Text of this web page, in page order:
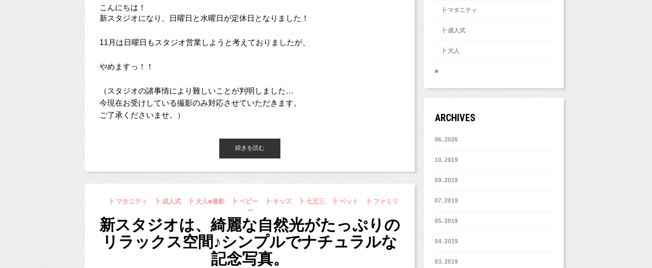
カメラ要員としてだけでもいてくれると助かるだろうなぁ
なんて親の気持ちを想像してみたりしています。
それならば、１箇所に連絡するだけで、
手間も省けるし、より安心できると思いませんか？
スタジオミルクでは、
・ご自宅でヘアメイクや着付けなどのお支度を済ませられる
そう考える親御さまはぜひ、
準備から撮影までスタジオミルクに全ておまかせください！
こんにちは！
新スタジオになり、日曜日と水曜日が定休日となりました！
11月は日曜日もスタジオ営業しようと考えておりましたが、
やめますっ！！
（スタジオの諸事情により難しいことが判明しました…
今現在お受けしている撮影のみ対応させていただきます。
ご了承くださいませ。）
ただし、スタジオ外での出張撮影はお受けいたしますので、
ぜひご連絡をお待ちしております。
ということで、
今回は、出張撮影ってどんな感じなの？というお客様向けに
先日撮影させていただいたお写真をご紹介しながら
ご案内させていただこうと思います。
続きを読む
┣ マタニティ ┣ 成人式 ┣ 大人■撮影 ┣ ベビー ┣ キッズ ┣ 七五三 ┣ ペット ┣ ファミリ
ー
新スタジオは、綺麗な自然光がたっぷりの
リラックス空間♪シンプルでナチュラルな
記念写真。
┣ マタニティ
┣ 成人式
┣ 大人
■
ARCHIVES
6. 2026
10. 2019
9. 2019
7. 2019
5. 2019
4. 2019
3. 2019